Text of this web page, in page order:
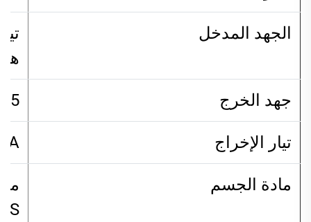
الجهد المدخل
جهد الخرج 12-
تيار الإخراج 6A
مادة الجسم